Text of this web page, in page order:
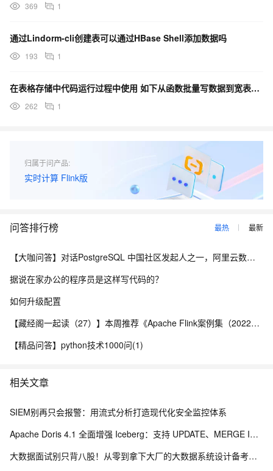
369 1
通过Lindorm-cli创建表可以通过HBase Shell添加数据吗
193 1
在表格存储中代码运行过程中使用 如下从函数批量写数据到宽表时,出现以下报错，如何操作？
262 1
归属于问产品:
实时计算 Flink版
问答排行榜 最热 最新
【大咖问答】对话PostgreSQL 中国社区发起人之一，阿里云数据库高级专家 德哥
据说在家办公的程序员是这样写代码的？
如何升级配置
【藏经阁一起读（27）】本周推荐《Apache Flink案例集（2022版）》，你有哪些心得？
【精品问答】python技术1000问(1)
相关文章
SIEM别再只会报警：用流式分析打造现代化安全监控体系
Apache Doris 4.1 全面增强 Iceberg：支持 UPDATE、MERGE INTO 与 Iceberg V3
大数据面试别只背八股！从零到拿下大厂的大数据系统设计备考路线